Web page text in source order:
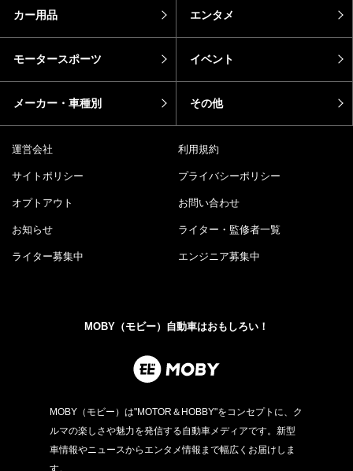
カー用品 エンタメ
モータースポーツ イベント
メーカー・車種別 その他
運営会社 利用規約
サイトポリシー プライバシーポリシー
オプトアウト お問い合わせ
お知らせ ライター・監修者一覧
ライター募集中 エンジニア募集中
MOBY（モビー）自動車はおもしろい！
MOBY（モビー）は"MOTOR＆HOBBY"をコンセプトに、ク
ルマの楽しさや魅力を発信する自動車メディアです。新型
車情報やニュースからエンタメ情報まで幅広くお届けしま